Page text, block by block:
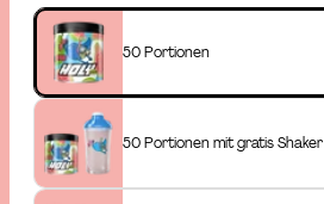
50 Portionen
50 Portionen mit gratis Shaker